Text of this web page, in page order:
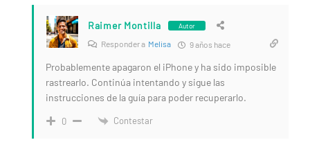
Raimer Montilla Autor
Responder a Melisa 9 años hace
Probablemente apagaron el iPhone y ha sido imposible
rastrearlo. Continúa intentando y sigue las
instrucciones de la guía para poder recuperarlo.
0 Contestar